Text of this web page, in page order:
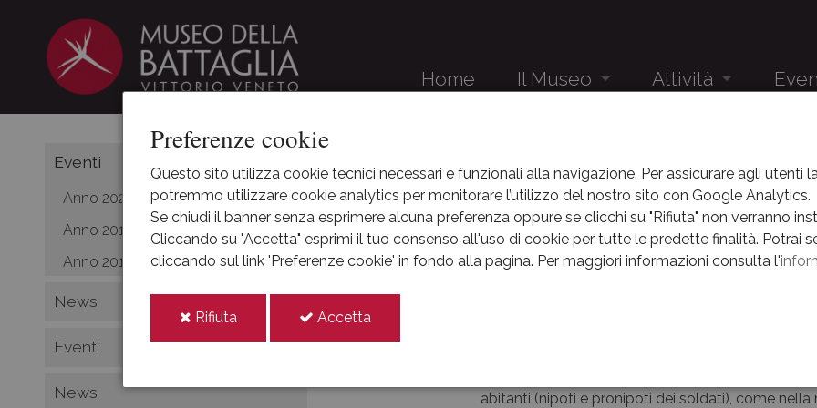
Preferenze cookie
Questo sito utilizza cookie tecnici necessari e funzionali alla navigazione. Per assicurare agli utenti
potremmo utilizzare cookie analytics per monitorare l’utilizzo del nostro sito con Google Analytics.
Se chiudi il banner senza esprimere alcuna preferenza oppure se clicchi su "Rifiuta" non verranno
Cliccando su "Accetta" esprimi il tuo consenso all'uso di cookie per tutte le predette finalità. Potrai
cliccando sul link 'Preferenze cookie' in fondo alla pagina. Per maggiori informazioni consulta l'
Rifiuta Accetta
Home Il Museo
Il complesso museale
Percorsi
Attività
Eventi
News
Eventi
Anno 2021
Anno 2019
Anno 2018
News
Eventi
News
Caporetto andata e ritorno
2017
nov
09
Presentazione libro
Presentazione del libro Caporetto andata e
Paci. Caporetto: un nome sempre sentito ma
tutti sanno dove sono, sotto casa. Sono il punto
anno di invasione, strage, fame. Paolo Paci
abitanti (nipoti e pronipoti dei soldati), come